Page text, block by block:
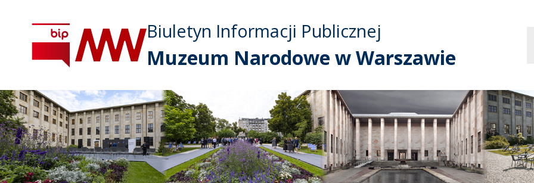
głównego menu
serwisu
Biuletyn Informacji Publicznej
Muzeum Narodowe w Warszawie